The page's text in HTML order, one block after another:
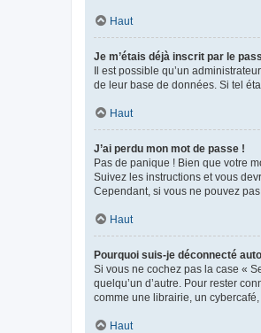
Haut
Je m’étais déjà inscrit par le
Il est possible qu’un
de leur base de données. Si tel
Haut
J’ai perdu mon mot de passe !
Pas de panique ! Bien que votre
Suivez les instructions et vous
Cependant, si vous ne pouvez
Haut
Pourquoi suis-je déconnecté
Si vous ne cochez pas la case «
quelqu’un d’autre. Pour rester
comme une librairie, un
Haut